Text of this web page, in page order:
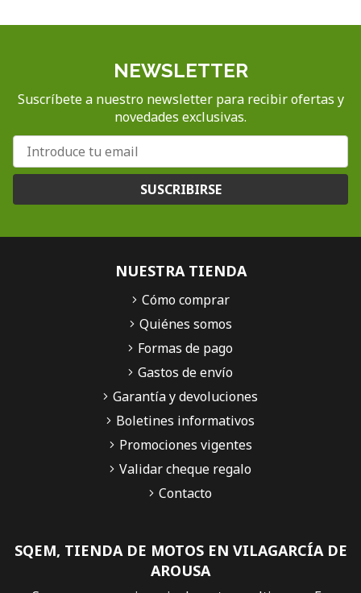
NEWSLETTER
Suscríbete a nuestro newsletter para recibir ofertas y
novedades exclusivas.
SUSCRIBIRSE
SQEM, TIENDA DE MOTOS EN VILAGARCÍA DE
AROUSA
NUESTRA TIENDA
Cómo comprar
Quiénes somos
Formas de pago
Gastos de envío
Garantía y devoluciones
Boletines informativos
Promociones vigentes
Validar cheque regalo
Contacto